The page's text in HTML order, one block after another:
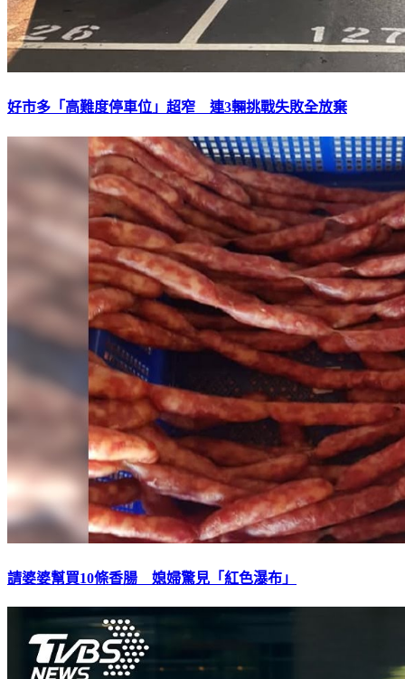
好市多「高難度停車位」超窄 連3輛挑戰失敗全放棄
請婆婆幫買10條香腸 媳婦驚見「紅色瀑布」